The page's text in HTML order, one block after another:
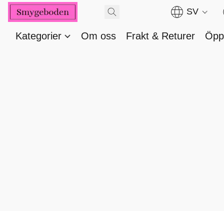
SV
Kategorier Om oss Frakt & Returer